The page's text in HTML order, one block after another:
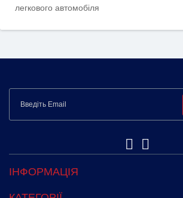
легкового автомобіля
ІНФОРМАЦІЯ